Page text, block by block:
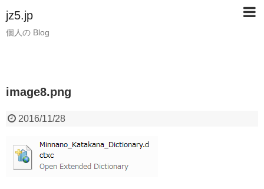
jz5.jp
個人の Blog
image8.png
2016/11/28